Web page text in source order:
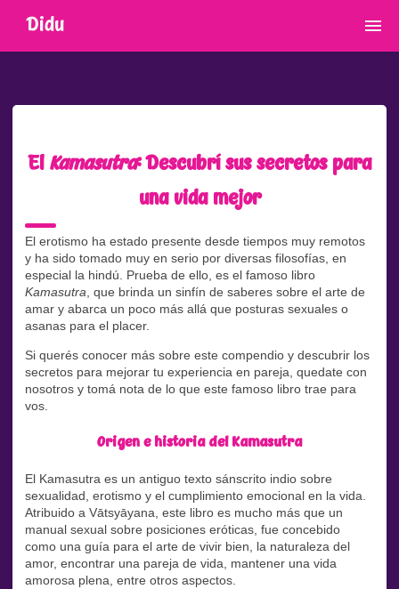
Didu
El Kamasutra: Descubrí sus secretos para
una vida mejor
El erotismo ha estado presente desde tiempos muy remotos
y ha sido tomado muy en serio por diversas filosofías, en
especial la hindú. Prueba de ello, es el famoso libro
Kamasutra , que brinda un sinfín de saberes sobre el arte de
amar y abarca un poco más allá que posturas sexuales o
asanas para el placer.
Si querés conocer más sobre este compendio y descubrir los
secretos para mejorar tu experiencia en pareja, quedate con
nosotros y tomá nota de lo que este famoso libro trae para
vos.
Origen e historia del Kamasutra
El Kamasutra es un antiguo texto sánscrito indio sobre
sexualidad, erotismo y el cumplimiento emocional en la vida.
Atribuido a Vātsyāyana, este libro es mucho más que un
manual sexual sobre posiciones eróticas, fue concebido
como una guía para el arte de vivir bien, la naturaleza del
amor, encontrar una pareja de vida, mantener una vida
amorosa plena, entre otros aspectos.